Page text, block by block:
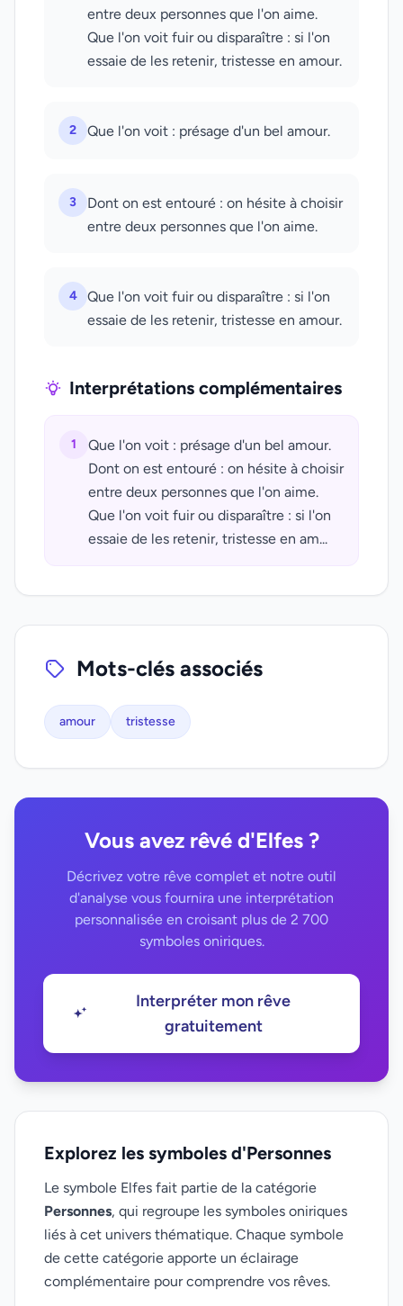
entre deux personnes que l'on aime.
Que l'on voit fuir ou disparaître : si l'on
essaie de les retenir, tristesse en amour.
2 Que l'on voit : présage d'un bel amour.
3
Dont on est entouré : on hésite à choisir
entre deux personnes que l'on aime.
4
Que l'on voit fuir ou disparaître : si l'on
essaie de les retenir, tristesse en amour.
Interprétations complémentaires
1
Que l'on voit : présage d'un bel amour.
Dont on est entouré : on hésite à choisir
entre deux personnes que l'on aime.
Que l'on voit fuir ou disparaître : si l'on
essaie de les retenir, tristesse en am...
Mots-clés associés
amour tristesse
Vous avez rêvé d'Elfes ?
Décrivez votre rêve complet et notre outil
d'analyse vous fournira une interprétation
personnalisée en croisant plus de 2 700
symboles oniriques.
Interpréter mon rêve
gratuitement
Explorez les symboles d'Personnes
Le symbole Elfes fait partie de la catégorie
Personnes, qui regroupe les symboles oniriques
liés à cet univers thématique. Chaque symbole
de cette catégorie apporte un éclairage
complémentaire pour comprendre vos rêves.